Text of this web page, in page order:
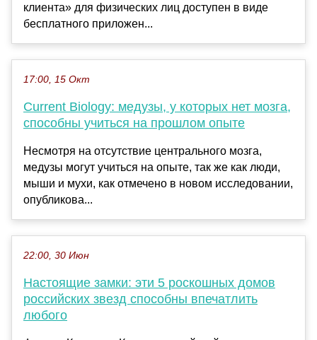
клиента» для физических лиц доступен в виде
бесплатного приложен...
17:00, 15 Окт
Current Biology: медузы, у которых нет мозга,
способны учиться на прошлом опыте
Несмотря на отсутствие центрального мозга,
медузы могут учиться на опыте, так же как люди,
мыши и мухи, как отмечено в новом исследовании,
опубликова...
22:00, 30 Июн
Настоящие замки: эти 5 роскошных домов
российских звезд способны впечатлить
любого